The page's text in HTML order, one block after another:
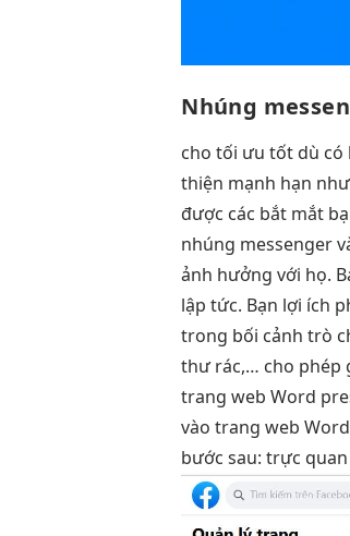
Nhúng
chotối ưu tốt dù có
thiện mạnh hạn
được các bắt mắt
nhúng messenger
ảnh hưởng với họ.
lập tức. Bạn lợi ích
trong bối cảnh trò
thư rác,… cho phép
trang web Word
vào trang web
bước sau:trực quan